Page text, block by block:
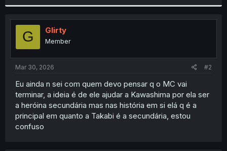
r
G Glirty
Member
Mar 30, 2026 #2
Eu ainda n sei com quem devo pensar q o MC vai
terminar, a ideia é de ele ajudar a Kawashima por ela ser
a heróina secundária mas nas história em si elá q é a
principal em quanto a Takabi é a secundária, estou
confuso